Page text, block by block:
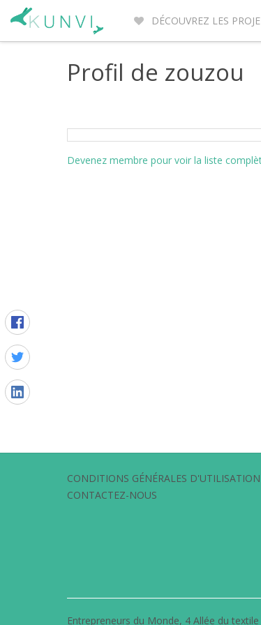
DÉCOUVREZ LES
ENTREPRENEURS DU
Profil de zouzou
Devenez membre pour voir la liste
CONDITIONS GÉNÉRALES D'UTILISATION
CONTACTEZ-NOUS
Entrepreneurs du Monde, 4 Allée du